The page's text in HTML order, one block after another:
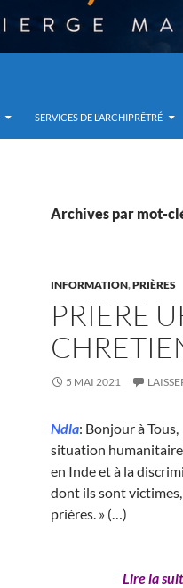
SERVICES DE L’ARCHIPRÊTRÉ
Archives par mot-
INFORMATION,PRIÈRES
PRIERE
5 MAI 2021
Ndla: Bonjour à Tous,
situation
en Inde et à la
dont ils sont
prières. » (…)
Lire la